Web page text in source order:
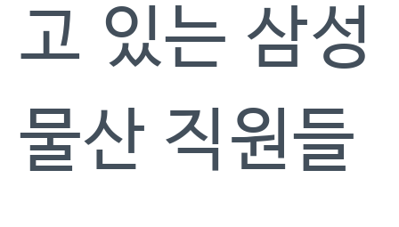
고 있는 삼성
물산 직원들